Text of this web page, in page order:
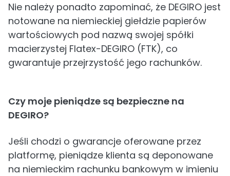
Nie należy ponadto zapominać, że DEGIRO jest
notowane na niemieckiej giełdzie papierów
wartościowych pod nazwą swojej spółki
macierzystej Flatex-DEGIRO (FTK), co
gwarantuje przejrzystość jego rachunków.
Czy moje pieniądze są bezpieczne na
DEGIRO?
Jeśli chodzi o gwarancje oferowane przez
platformę, pieniądze klienta są deponowane
na niemieckim rachunku bankowym w imieniu